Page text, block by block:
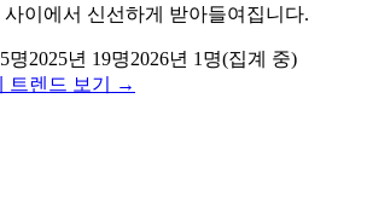
이에서 신선하게 받아들여집니다.
명2025년 19명2026년 1 명(집계 중)
트렌드 보기 →